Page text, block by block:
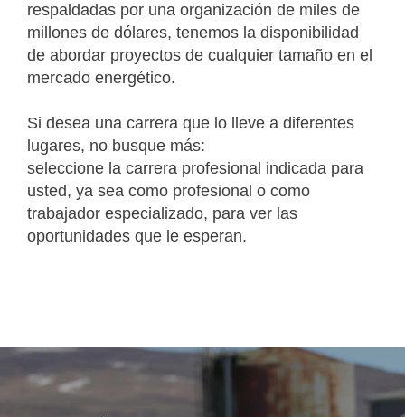
respaldadas por una organización de miles de
millones de dólares, tenemos la disponibilidad
de abordar proyectos de cualquier tamaño en el
mercado energético.
Si desea una carrera que lo lleve a diferentes
lugares, no busque más:
seleccione la carrera profesional indicada para
usted, ya sea como profesional o como
trabajador especializado, para ver las
oportunidades que le esperan.